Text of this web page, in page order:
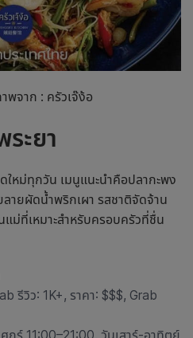
จาก : ครัวเจ๊ง้อ
ะยา
ใหม่ทุกวัน เมนูแนะนำคือปลากะพง
ลายผัดน้ำพริกเผา รสชาติจัดจ้าน
แม่ที่เหมาะสำหรับครอบครัวที่ชื่น
รีวิว: 1K+, ราคา: $$$, Grab